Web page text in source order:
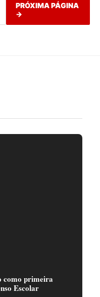
PRÓXIMA PÁGINA
→
como primeira
Escolar